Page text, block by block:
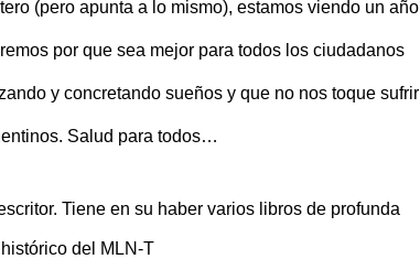
(pero apunta a lo mismo), estamos viendo un año
por que sea mejor para todos los ciudadanos
y concretando sueños y que no nos toque sufrir
Salud para todos…
Tiene en su haber varios libros de profunda
del MLN-T